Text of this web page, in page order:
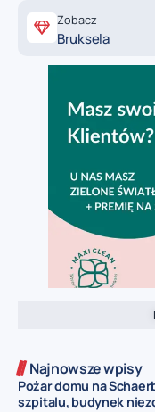
Zobacz
Bruksela
Najnowsze wpisy
Pożar domu na
szpitalu, budynek